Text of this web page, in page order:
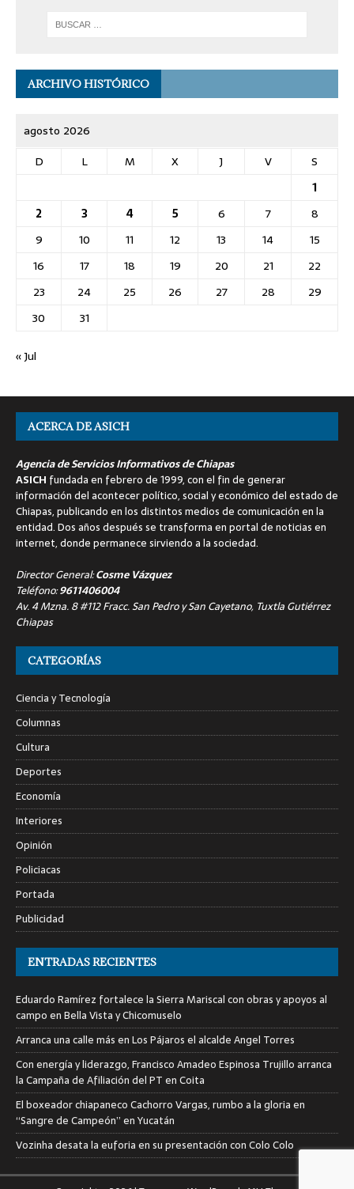
ARCHIVO HISTÓRICO
agosto 2026
D
L M X J V
S
1
2
3 4 5 6 7
8
9
10 11 12 13 14
15
16
17 18 19 20 21
22
23
24 25 26 27 28
29
30
31
« Jul
ACERCA DE ASICH
Agencia de Servicios Informativos de Chiapas
ASICH fundada en febrero de 1999, con el fin de generar
información del acontecer político, social y económico del estado de
Chiapas, publicando en los distintos medios de comunicación en la
entidad. Dos años después se transforma en portal de noticias en
internet, donde permanece sirviendo a la sociedad.
Director General:Cosme Vázquez
Teléfono:9611406004
Av. 4 Mzna. 8 #112 Fracc. San Pedro y San Cayetano, Tuxtla Gutiérrez
Chiapas
CATEGORÍAS
Ciencia y Tecnología
Columnas
Cultura
Deportes
Economía
Interiores
Opinión
Policiacas
Portada
Publicidad
ENTRADAS RECIENTES
Eduardo Ramírez fortalece la Sierra Mariscal con obras y apoyos al
campo en Bella Vista y Chicomuselo
Arranca una calle más en Los Pájaros el alcalde Angel Torres
Con energía y liderazgo, Francisco Amadeo Espinosa Trujillo arranca
la Campaña de Afiliación del PT en Coita
El boxeador chiapaneco Cachorro Vargas, rumbo a la gloria en
“Sangre de Campeón” en Yucatán
Vozinha desata la euforia en su presentación con Colo Colo